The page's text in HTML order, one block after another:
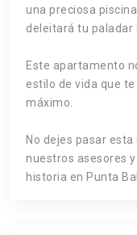
una preciosa
deleitará tu paladar
Este apartamento
estilo de vida que
máximo.
No dejes pasar
nuestros asesores
historia en Punta